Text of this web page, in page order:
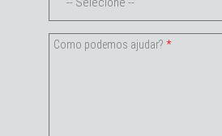
Como podemos ajudar? *